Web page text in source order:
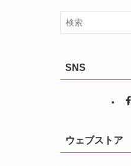
SNS
ウェブストア